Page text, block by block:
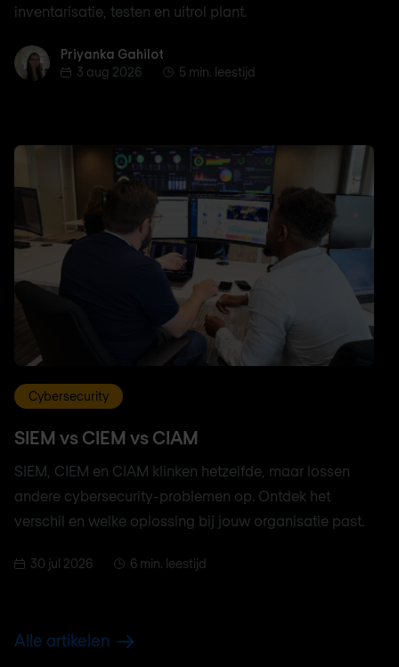
inventarisatie, testen en uitrol plant.
Priyanka Gahilot
Priyanka Gahilot
3 aug 2026
5 min. leestijd
Cybersecurity
SIEM vs CIEM vs CIAM
SIEM, CIEM en CIAM klinken hetzelfde, maar lossen
andere cybersecurity-problemen op. Ontdek het
verschil en welke oplossing bij jouw organisatie past.
30 jul 2026 6 min. leestijd
Alle artikelen